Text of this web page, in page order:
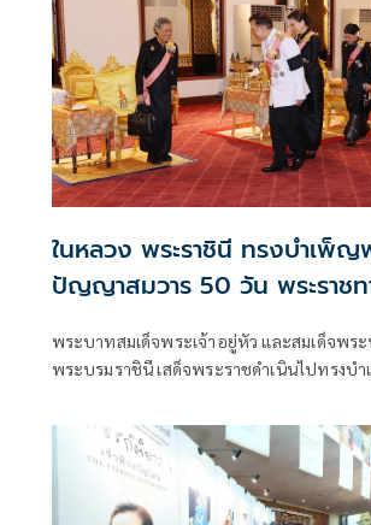
ราชินีนาถ พ
ในหลวง พระราชินี ทรงบำเพ็ญ
ปัญญาสมวาร 50 วัน พระราช
เจ้าฟ้าพัชรกิติยาภาฯ
พระบาทสมเด็จพระเจ้าอยู่หัว และสมเด็จพระ
พระบรมราชินี เสด็จพระราชดำเนินไปทรงบ
พระเจ้าลูกเธอ เจ้าฟ้าพัชรกิติยาภา นเรนทิรา
หลวงราชสาริณีสิริพัชร มหาวัชรราชธิดา ณ พ
ยา พระบรมมหาราชวัง